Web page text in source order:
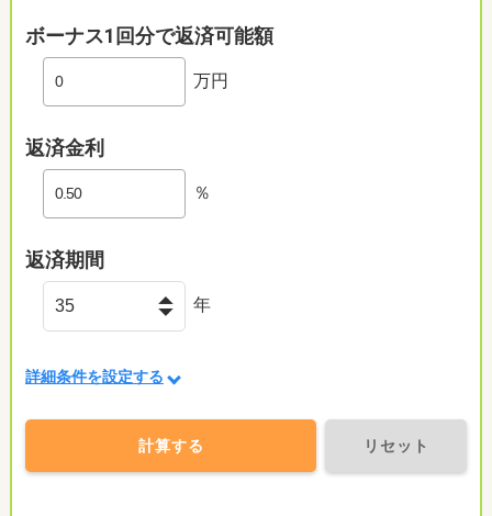
ボーナス1回分で返済可能額
万円
返済金利
％
返済期間
年
詳細条件を設定する
計算する リセット